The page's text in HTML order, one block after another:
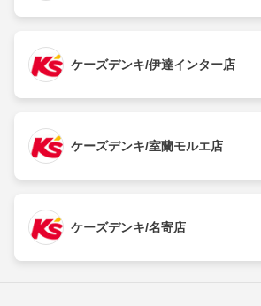
ケーズデンキ/伊達インター店
ケーズデンキ/室蘭モルエ店
ケーズデンキ/名寄店